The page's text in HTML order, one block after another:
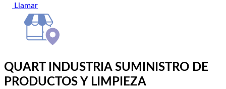
Llamar
QUART INDUSTRIA SUMINISTRO DE
PRODUCTOS Y LIMPIEZA